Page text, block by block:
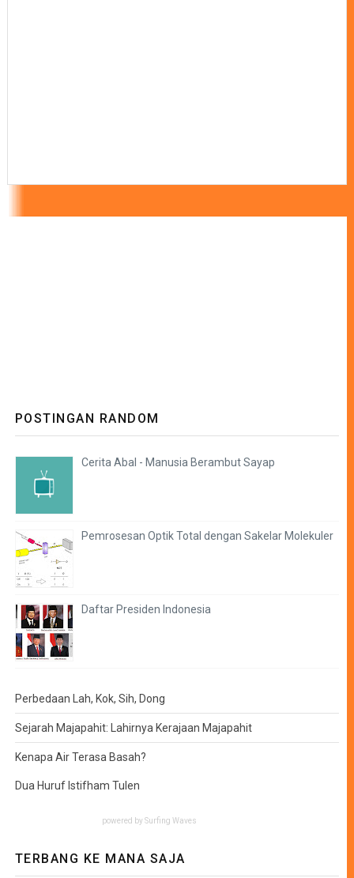
POSTINGAN RANDOM
Cerita Abal - Manusia Berambut Sayap
Pemrosesan Optik Total dengan Sakelar Molekuler
Daftar Presiden Indonesia
Perbedaan Lah, Kok, Sih, Dong
Sejarah Majapahit: Lahirnya Kerajaan Majapahit
Kenapa Air Terasa Basah?
Dua Huruf Istifham Tulen
powered by Surfing Waves
TERBANG KE MANA SAJA